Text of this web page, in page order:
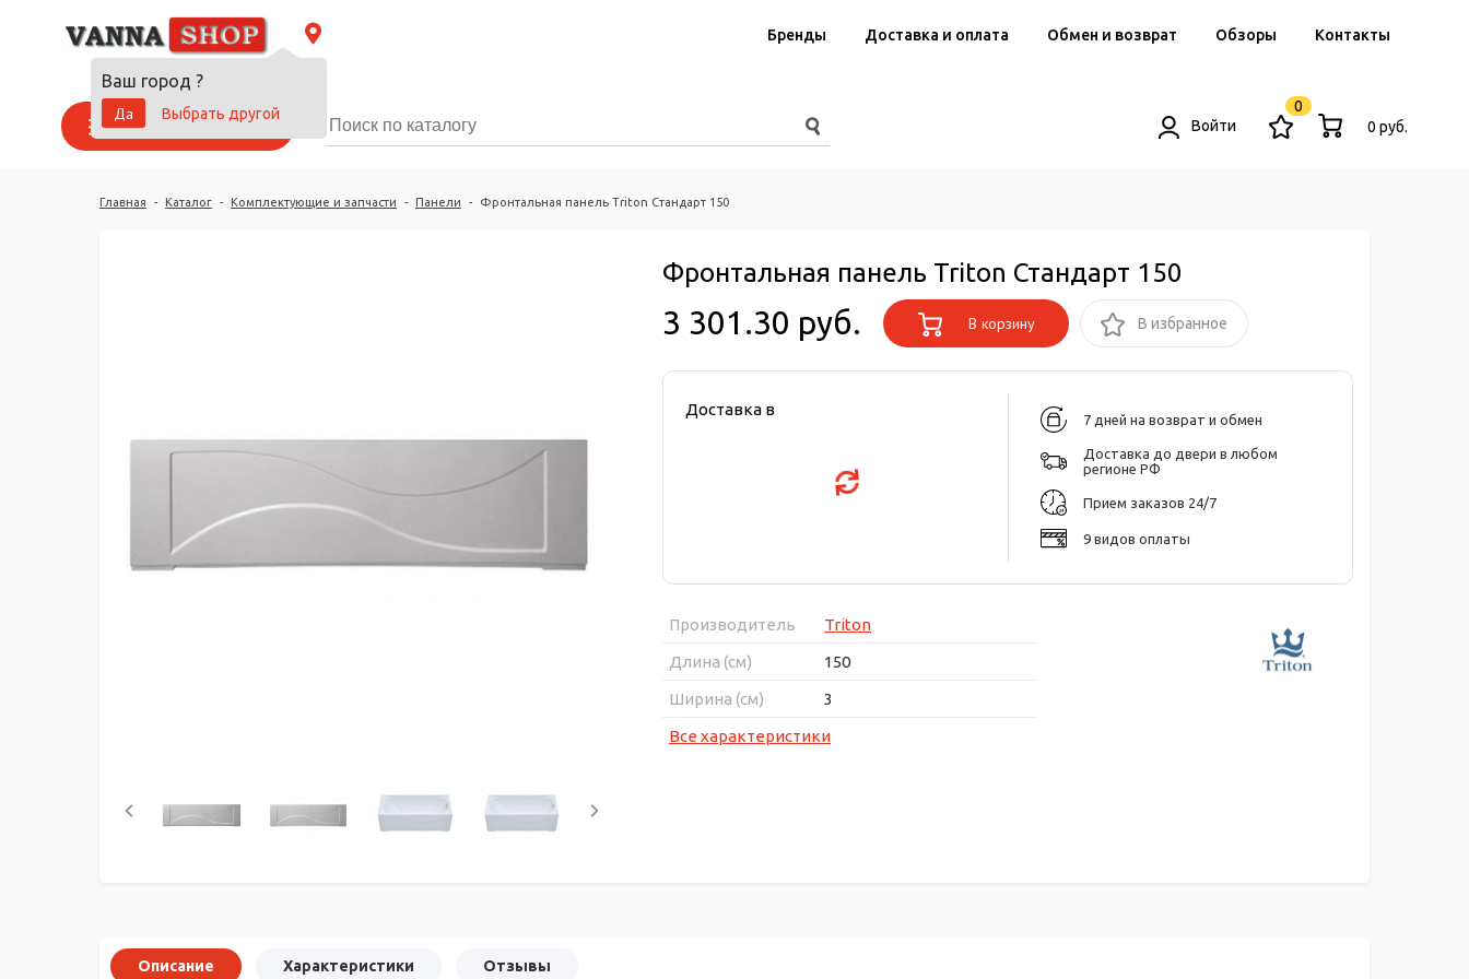
Ваш город ?
Да
Выбрать другой
Бренды Доставка и оплата Обмен и возврат Обзоры Контакты
Каталог товаров Войти
0
0 руб.
Главная - Каталог - Комплектующие и запчасти - Панели - Фронтальная панель Triton Стандарт 150
Фронтальная панель Triton Стандарт 150
3 301.30 руб. В корзину В избранное
Доставка в
7 дней на возврат и обмен
Доставка до двери в любом
регионе РФ
Прием заказов 24/7
9 видов оплаты
Производитель
Triton
Длина (см)
150
Ширина (см)
3
Все характеристики
Описание Характеристики Отзывы